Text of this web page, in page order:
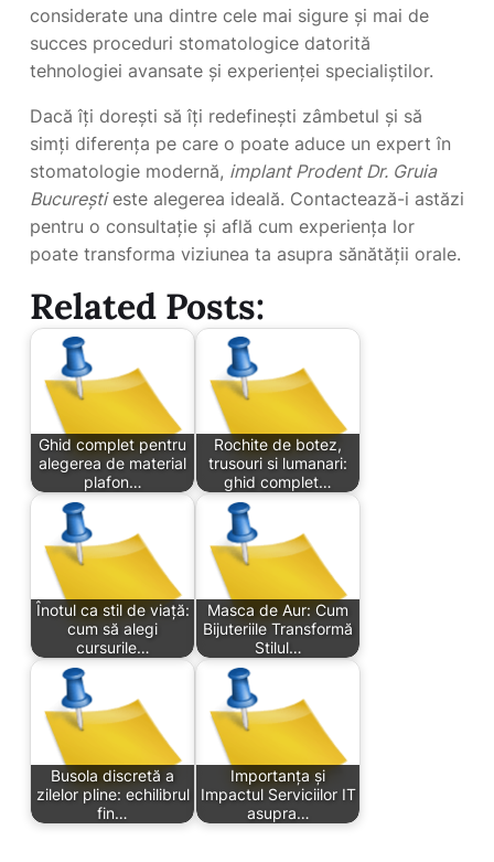
considerate una dintre cele mai sigure și mai de
succes proceduri stomatologice datorită
tehnologiei avansate și experienței specialiștilor.
Dacă îți dorești să îți redefinești zâmbetul și să
simți diferența pe care o poate aduce un expert în
stomatologie modernă, implant Prodent Dr. Gruia
Bucureștieste alegerea ideală. Contactează-i astăzi
pentru o consultație și află cum experiența lor
poate transforma viziunea ta asupra sănătății orale.
Related Posts:
Ghid complet pentru
alegerea de material
plafon…
Rochite de botez,
trusouri si lumanari:
ghid complet…
Înotul ca stil de viață:
cum să alegi
cursurile…
Masca de Aur: Cum
Bijuteriile Transformă
Stilul…
Busola discretă a
zilelor pline: echilibrul
fin…
Importanța și
Impactul Serviciilor IT
asupra…